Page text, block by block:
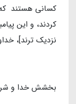
کسانی هستند که
کردند، و این
نزدیک ترند]،
بخشش خدا و